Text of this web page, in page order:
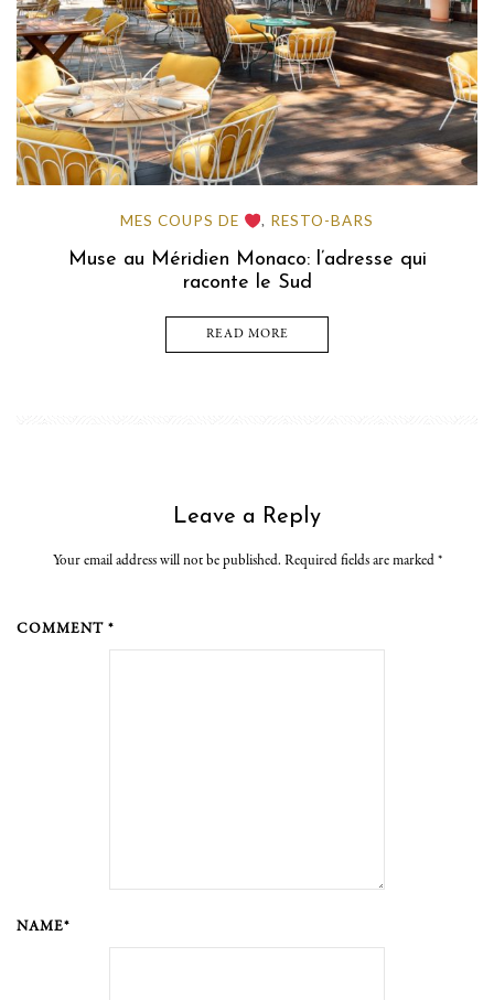
MES COUPS DE , RESTO-BARS
Muse au Méridien Monaco: l’adresse qui
raconte le Sud
READ MORE
Leave a Reply
Your email address will not be published. Required fields are marked *
COMMENT *
NAME*